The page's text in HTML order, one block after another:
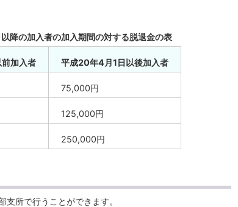
降の加入者の加入期間の対する脱退金の表
加入者 平成20年4月1日以後加入者
75,000円
125,000円
250,000円
所で行うことができます。